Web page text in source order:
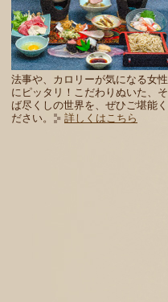
法事や、カロリーが気になる女性
にピッタリ！こだわりぬいた、そ
ば尽くしの世界を、ぜひご堪能く
ださい。
詳しくはこちら